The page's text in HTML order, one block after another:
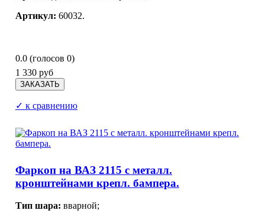
Артикул: 60032.
0.0 (голосов 0)
1 330 руб
✓ к сравнению
Фаркоп на ВАЗ 2115 с металл.
кронштейнами крепл. бампера.
Тип шара: вварной;